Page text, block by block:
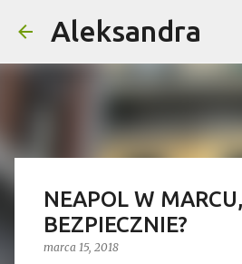
Aleksandra
NEAPOL W
BEZPIECZNIE?
marca 15, 2018